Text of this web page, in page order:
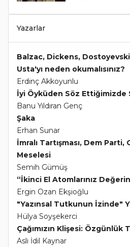
Yazarlar
Balzac, Dickens,
Usta'yı neden okumalısınız?
Erdinç Akkoyunlu
İyi Öyküden Söz
Banu Yıldıran Genç
Şaka
Erhan Sunar
İmralı Tartışması, Dem
Meselesi
Semih Gümüş
“İkinci El Atomlarınız
Ergin Ozan Ekşioğlu
"Yazınsal Tutkunun İzinde"
Hülya Soyşekerci
Çağımızın Klişesi: Özgünlük
Aslı İdil Kaynar